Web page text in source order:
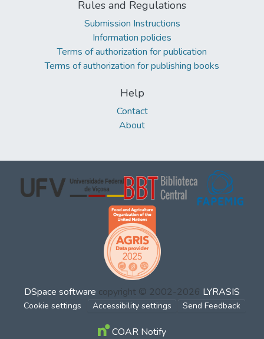
Rules and Regulations
Submission Instructions
Information policies
Terms of authorization for publication
Terms of authorization for publishing books
Help
Contact
About
DSpace software copyright © 2002-2026 LYRASIS
Cookie settings Accessibility settings Send Feedback
COAR Notify